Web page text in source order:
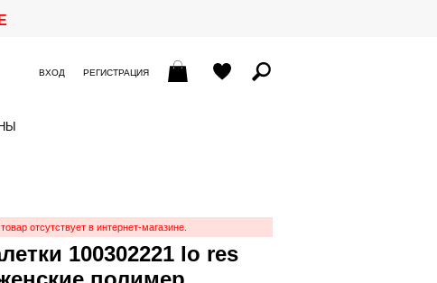
ВХОД РЕГИСТРАЦИЯ
отсутствует в интернет-магазине.
100302221 lo res